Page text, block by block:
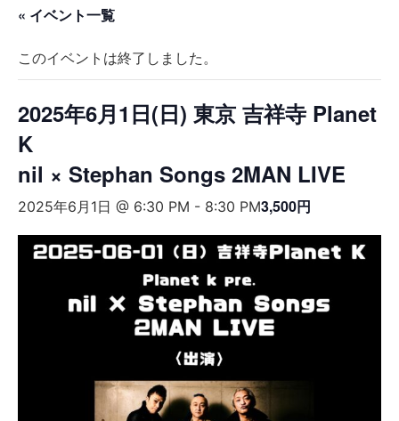
« イベント一覧
このイベントは終了しました。
2025年6月1日(日) 東京 吉祥寺 Planet
K
nil × Stephan Songs 2MAN LIVE
2025年6月1日 @ 6:30 PM - 8:30 PM3,500円